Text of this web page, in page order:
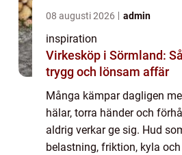
08 augusti 2026 admin
inspiration
Virkesköp i Sörmland:
trygg och lönsam affär
Många kämpar dagligen
hälar, torra händer och
aldrig verkar ge sig. Hud
belastning, friktion, kyla